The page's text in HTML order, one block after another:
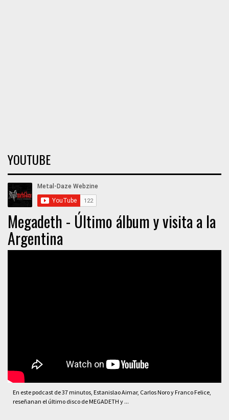
YOUTUBE
Megadeth - Último álbum y visita a la
Argentina
En este podcast de 37 minutos, Estanislao Aimar, Carlos Noro y Franco Felice,
reseñanan el último disco de MEGADETH y ...